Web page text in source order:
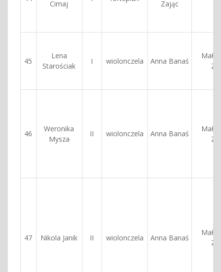
Cimaj Zając
45
Lena
Starościak
I wiolonczela Anna Banaś
46
Weronika
Mysza
II wiolonczela Anna Banaś
47 Nikola Janik II wiolonczela Anna Banaś